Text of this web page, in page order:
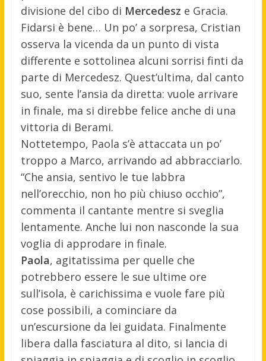
divisione del cibo di Mercedesz e Gracia.
Fidarsi è bene… Un po’ a sorpresa, Cristian
osserva la vicenda da un punto di vista
differente e sottolinea alcuni sorrisi finti da
parte di Mercedesz. Quest’ultima, dal canto
suo, sente l’ansia da diretta: vuole arrivare
in finale, ma si direbbe felice anche di una
vittoria di Berami.
Nottetempo, Paola s’è attaccata un po’
troppo a Marco, arrivando ad abbracciarlo.
“Che ansia, sentivo le tue labbra
nell’orecchio, non ho più chiuso occhio”,
commenta il cantante mentre si sveglia
lentamente. Anche lui non nasconde la sua
voglia di approdare in finale.
Paola, agitatissima per quelle che
potrebbero essere le sue ultime ore
sull’isola, è carichissima e vuole fare più
cose possibili, a cominciare da
un’escursione da lei guidata. Finalmente
libera dalla fasciatura al dito, si lancia di